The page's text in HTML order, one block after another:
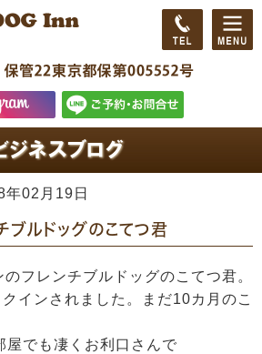
年02月19日
ブルドッグのこてつ君
フレンチブルドッグのこてつ君。
インされました。まだ10カ月のこ
屋でも凄くお利口さんで